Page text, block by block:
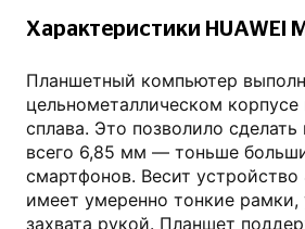
Характеристики HUAWEI
Планшетный компьютер
цельнометаллическом
сплава. Это позволило
всего 6,85 мм — тоньше
смартфонов. Весит
имеет умеренно тонкие рамки,
захвата рукой. Планшет